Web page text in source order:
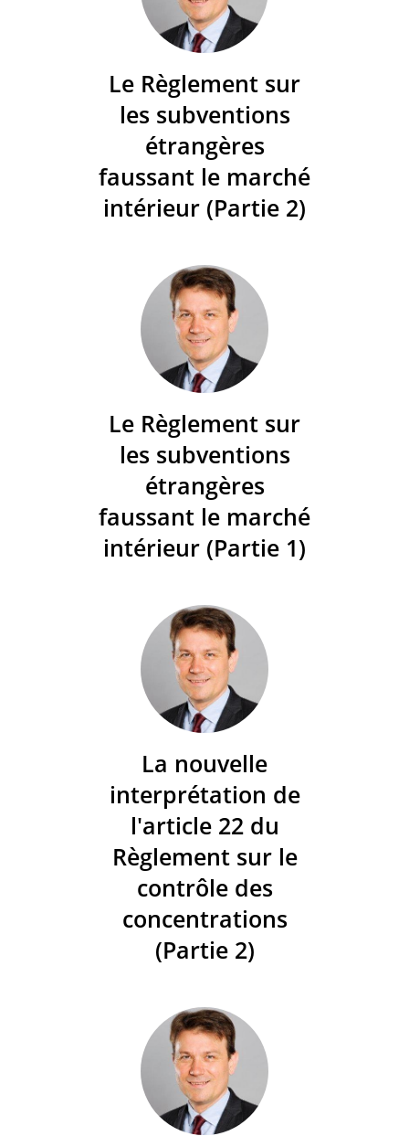
Le Règlement sur
les subventions
étrangères
faussant le marché
intérieur (Partie 2)
Le Règlement sur
les subventions
étrangères
faussant le marché
intérieur (Partie 1)
La nouvelle
interprétation de
l'article 22 du
Règlement sur le
contrôle des
concentrations
(Partie 2)